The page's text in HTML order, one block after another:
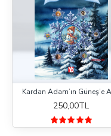
Kardan Adam’ın Güneş’e
250,00TL